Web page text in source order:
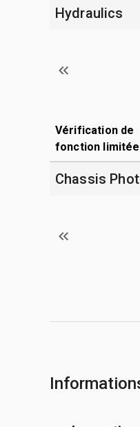
Hydraulics
Vérification de
fonction limitée
Chassis